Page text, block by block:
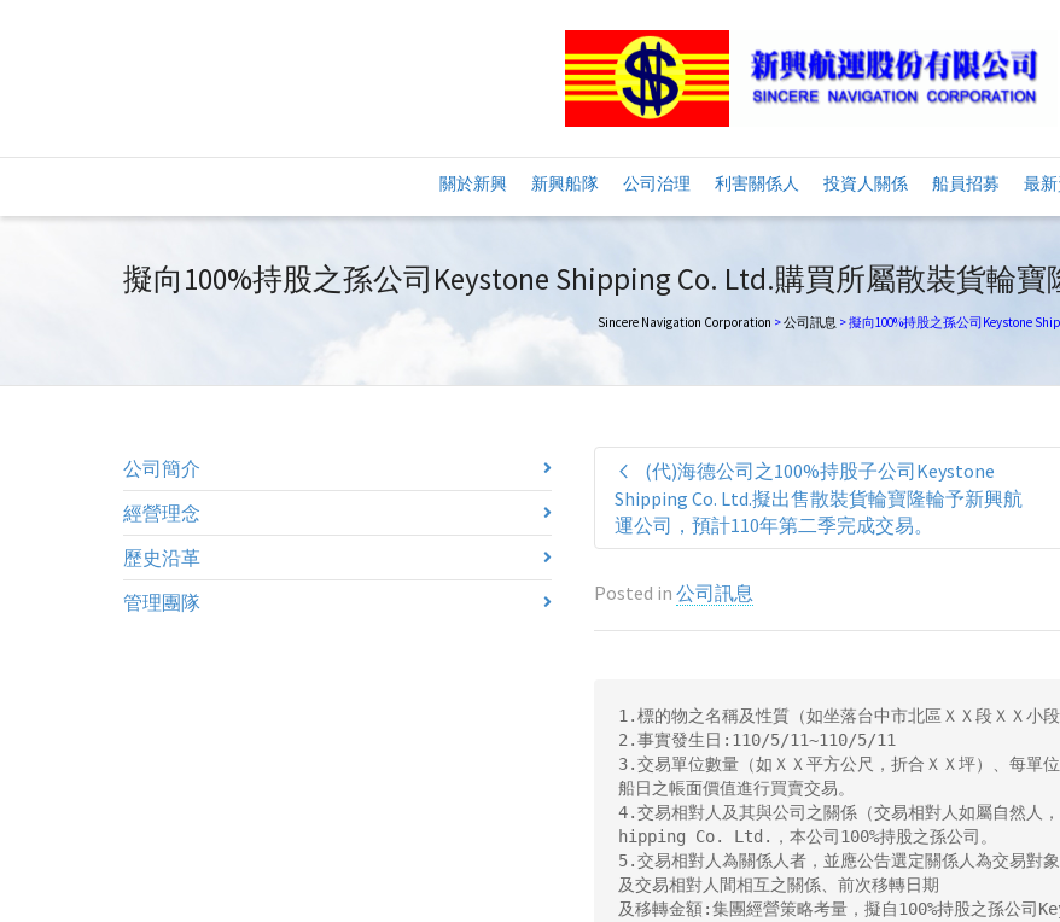
關於新興 新興船隊 公司治理 利害關係人 投資人關係 船員招募 最
擬向100%持股之孫公司Keystone Shipping Co. Ltd.購買所屬散裝貨輪
Sincere Navigation Corporation >公司訊息 >擬向100%持股之孫公司Keystone
(代)海德公司之100%持股子公司Keystone
Shipping Co. Ltd.擬出售散裝貨輪寶隆輪予新興航
運公司，預計110年第二季完成交易。
Posted in 公司訊息
1.標的物之名稱及性質（如坐落台中市北區ＸＸ段ＸＸ小
2.事實發生日:110/5/11~110/5/11
3.交易單位數量（如ＸＸ平方公尺，折合ＸＸ坪）、每單
船日之帳面價值進行買賣交易。
4.交易相對人及其與公司之關係（交易相對人如屬自然
hipping Co. Ltd.，本公司100%持股之孫公司。
5.交易相對人為關係人者，並應公告選定關係人為交易對
及交易相對人間相互之關係、前次移轉日期
及移轉金額:集團經營策略考量，擬自100%持股之孫公
公司簡介
經營理念
歷史沿革
管理團隊